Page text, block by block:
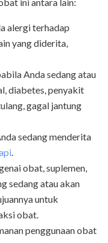
alergi terhadap
yang diderita,
Anda sedang atau
diabetes, penyakit
gagal jantung
sedang menderita
.
obat, suplemen,
sedang atau akan
untuk
obat.
penggunaan obat